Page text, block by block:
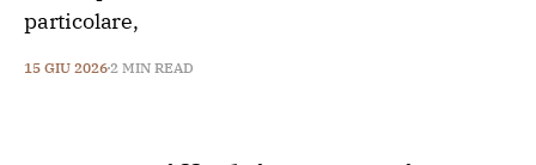
particolare,
15 GIU 20262 MIN READ